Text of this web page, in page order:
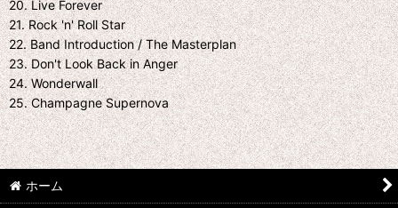
20. Live Forever
21. Rock 'n' Roll Star
22. Band Introduction / The Masterplan
23. Don't Look Back in Anger
24. Wonderwall
25. Champagne Supernova
ホーム